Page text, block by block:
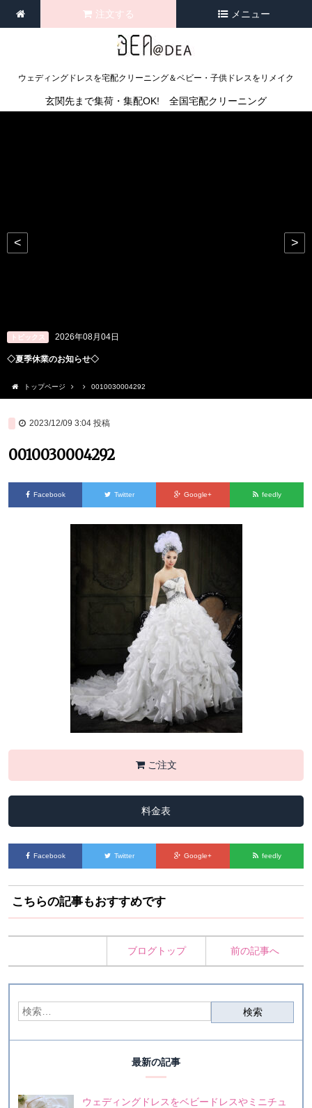
ウェディングドレスを宅配クリーニング＆ベビー・子供ドレスをリメイク
注文する メニュー
玄関先まで集荷・集配OK! 全国宅配クリーニング
トピックス 2026年08月04日
◇夏季休業のお知らせ◇
< >
トップページ 0010030004292
2023/12/09 3:04 投稿
0010030004292
Facebook Twitter Google+ feedly
ご注文
料金表
Facebook Twitter Google+ feedly
こちらの記事もおすすめです
ブログトップ 前の記事へ
最新の記事
ウェディングドレスをベビードレスやミニチュ